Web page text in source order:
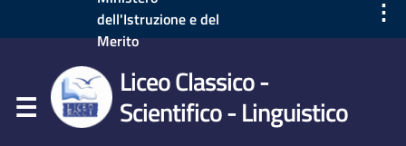
dell'Istruzione e del
Merito
⋮
Liceo Classico -
Scientifico - Linguistico